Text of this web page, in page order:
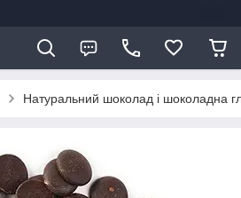
Натуральний шоколад і шоколадна